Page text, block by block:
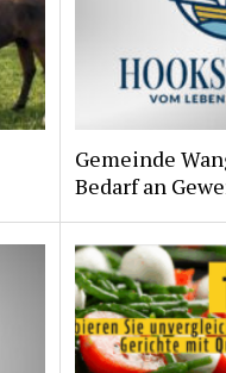
Gemeinde
Bedarf an